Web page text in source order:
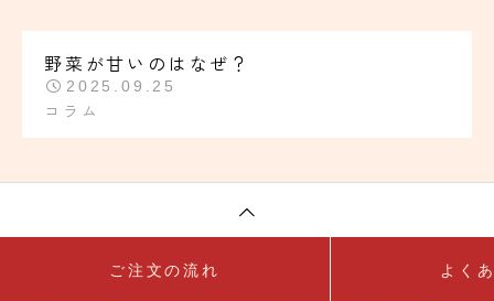
野菜が甘いのはなぜ？
2025.09.25
コラム
ご注文の流れ よく